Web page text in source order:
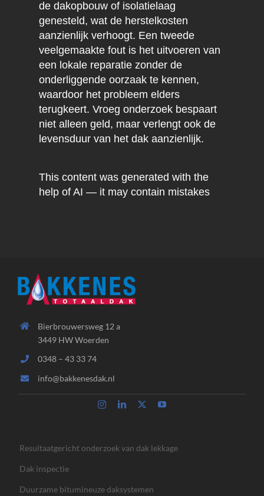
de dakopbouw of isolatielaag
genesteld, wat de herstelkosten
aanzienlijk verhoogt. Een tweede
veelgemaakte fout is het uitvoeren van
een lokale reparatie zonder de
onderliggende oorzaak te kennen,
waardoor het probleem elders
terugkeert. Vroeg onderzoek bespaart
niet alleen geld, maar verlengt ook de
levensduur van het dak aanzienlijk.
This content was generated with the
help of AI — it may contain mistakes
Bierbrouwersweg 12 a
3449 HW Woerden
0348 – 43 33 74
info@bakkenesdak.nl
Resultaatgericht onderzoek van dak lekkage
Dak inspectie
Duurzame bitumineuze daksystemen